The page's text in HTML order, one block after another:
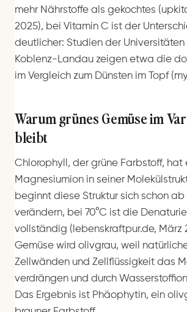
mehr Nährstoffe als gekochtes
2025), bei Vitamin C ist der
deutlicher: Studien der Universitäten
Koblenz-Landau zeigen etwa die
im Vergleich zum Dünsten im Topf
Warum grünes Gemüse im
bleibt
Chlorophyll, der grüne Farbstoff, hat
Magnesiumion in seiner
beginnt diese Struktur sich schon ab
verändern, bei 70°C ist die
vollständig (lebenskraftpur.de, März
Gemüse wird olivgrau, weil
Zellwänden und Zellflüssigkeit das
verdrängen und durch
Das Ergebnis ist Phäophytin, ein